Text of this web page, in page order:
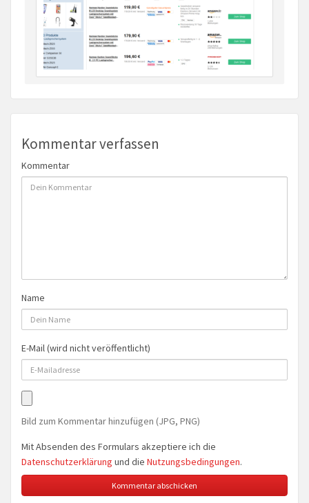
Kommentar verfassen
Kommentar
Name
E-Mail (wird nicht veröffentlicht)
Bild zum Kommentar hinzufügen (JPG, PNG)
Mit Absenden des Formulars akzeptiere ich die
Datenschutzerklärung und die Nutzungsbedingungen.